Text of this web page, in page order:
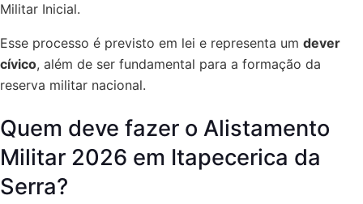
Militar Inicial.
Esse processo é previsto em lei e representa um dever
cívico, além de ser fundamental para a formação da
reserva militar nacional.
Quem deve fazer o Alistamento
Militar 2026 em Itapecerica da
Serra?